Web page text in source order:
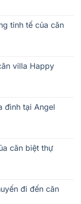
tinh tế của căn
villa Happy
đình tại Angel
căn biệt thự
đi đến căn